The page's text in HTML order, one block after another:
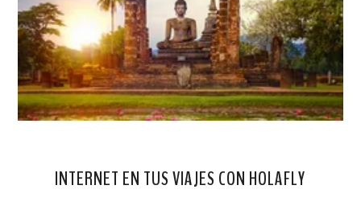
INTERNET EN TUS VIAJES CON HOLAFLY